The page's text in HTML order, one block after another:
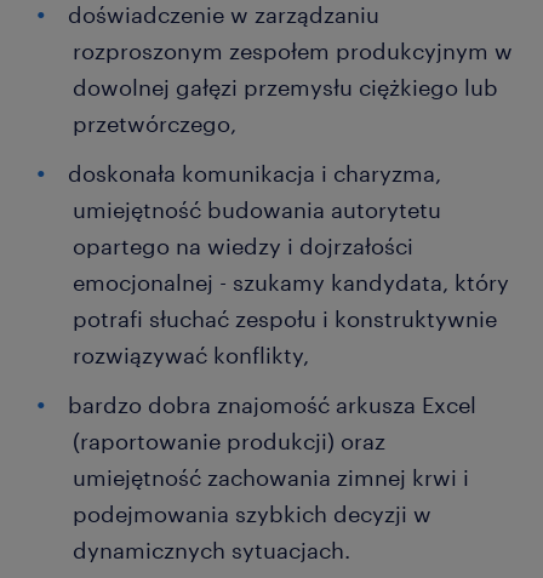
doświadczenie w zarządzaniu
rozproszonym zespołem produkcyjnym w
dowolnej gałęzi przemysłu ciężkiego lub
przetwórczego,
doskonała komunikacja i charyzma,
umiejętność budowania autorytetu
opartego na wiedzy i dojrzałości
emocjonalnej - szukamy kandydata, który
potrafi słuchać zespołu i konstruktywnie
rozwiązywać konflikty,
bardzo dobra znajomość arkusza Excel
(raportowanie produkcji) oraz
umiejętność zachowania zimnej krwi i
podejmowania szybkich decyzji w
dynamicznych sytuacjach.